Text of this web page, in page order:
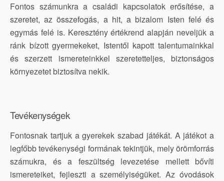
Fontos számunkra a családi kapcsolatok erősítése, a
szeretet, az összefogás, a hit, a bizalom Isten felé és
egymás felé is. Keresztény értékrend alapján neveljük a
ránk bízott gyermekeket, Istentől kapott talentumainkkal
és szerzett ismereteinkkel szeretetteljes, biztonságos
környezetet biztosítva nekik.
Tevékenységek
Fontosnak tartjuk a gyerekek szabad játékát. A játékot a
legfőbb tevékenységi formának tekintjük, mely örömforrás
számukra, és a feszültség levezetése mellett bővíti
ismereteiket, fejleszti a személyiségüket. Az óvodások